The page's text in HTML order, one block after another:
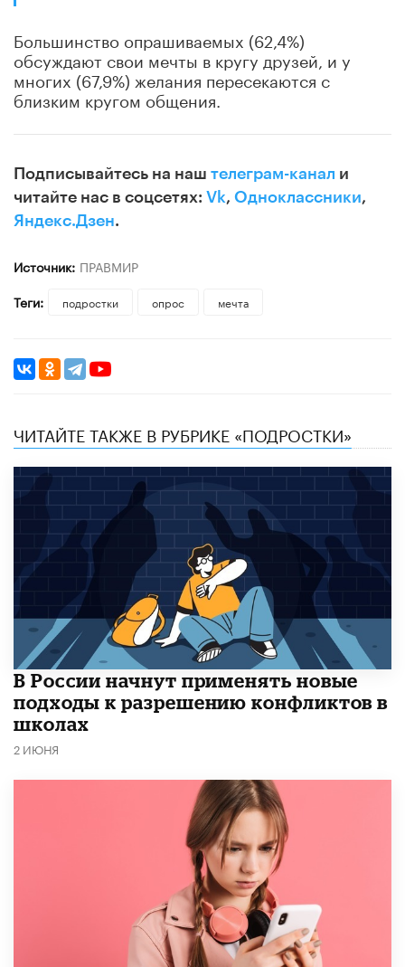
Большинство опрашиваемых (62,4%)
обсуждают свои мечты в кругу друзей, и у
многих (67,9%) желания пересекаются с
близким кругом общения.
Подписывайтесь на наш телеграм-канал и
читайте нас в соцсетях: Vk, Одноклассники,
Яндекс.Дзен.
Источник: ПРАВМИР
Теги:
подростки опрос мечта
ЧИТАЙТЕ ТАКЖЕ В РУБРИКЕ «ПОДРОСТКИ»
В России начнут применять новые
подходы к разрешению конфликтов в
школах
2 ИЮНЯ